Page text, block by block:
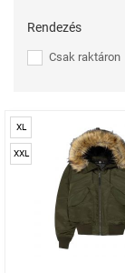
Rendezés
Csak raktáron
XL
XXL